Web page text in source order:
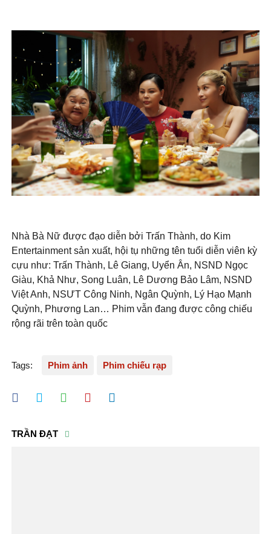
Nhà Bà Nữ được đạo diễn bởi Trấn Thành, do Kim
Entertainment sản xuất, hội tụ những tên tuổi diễn viên kỳ
cựu như: Trấn Thành, Lê Giang, Uyển Ân, NSND Ngọc
Giàu, Khả Như, Song Luân, Lê Dương Bảo Lâm, NSND
Việt Anh, NSƯT Công Ninh, Ngân Quỳnh, Lý Hạo Mạnh
Quỳnh, Phương Lan… Phim vẫn đang được công chiếu
rộng rãi trên toàn quốc
Tags: Phim ảnh Phim chiếu rạp
TRẦN ĐẠT